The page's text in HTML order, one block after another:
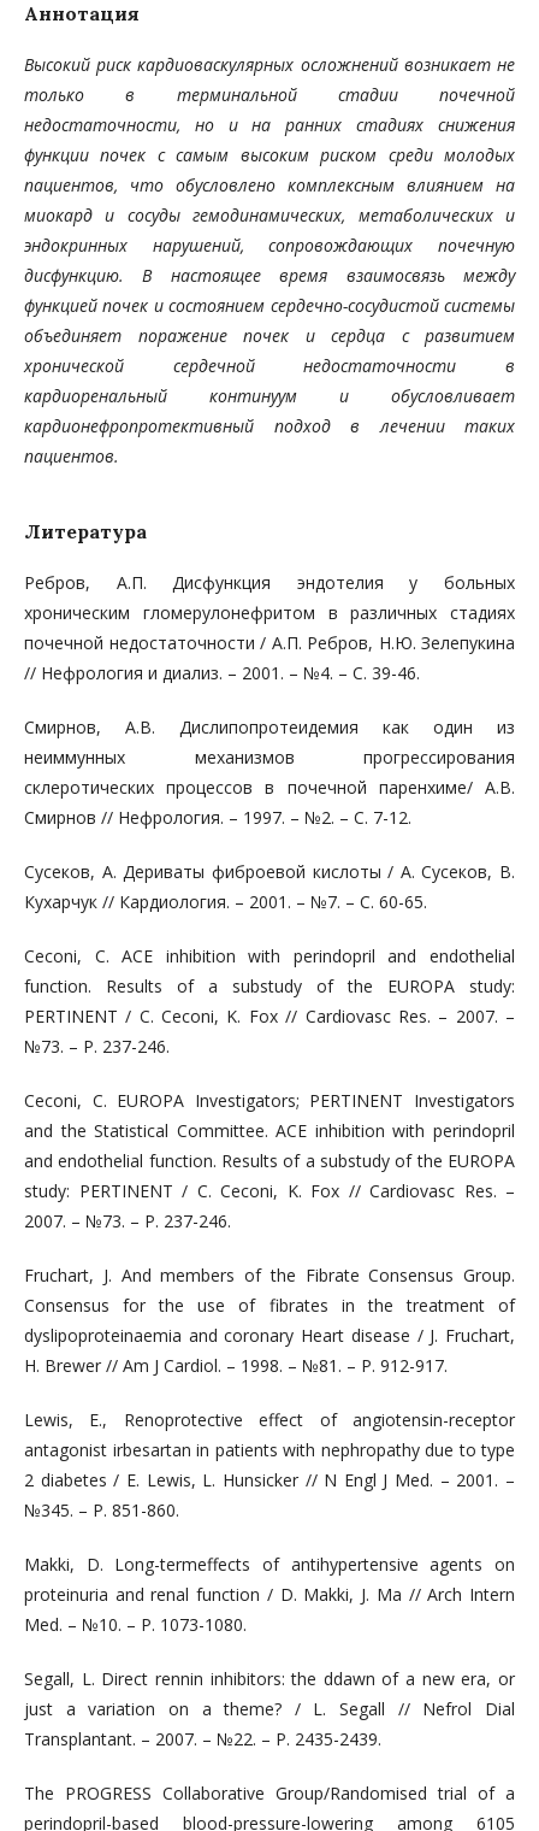
Аннотация
Высокий риск кардиоваскулярных осложнений возникает не
только в терминальной стадии почечной
недостаточности, но и на ранних стадиях снижения
функции почек с самым высоким риском среди молодых
пациентов, что обусловлено комплексным влиянием на
миокард и сосуды гемодинамических, метаболических и
эндокринных нарушений, сопровождающих почечную
дисфункцию. В настоящее время взаимосвязь между
функцией почек и состоянием сердечно-сосудистой системы
объединяет поражение почек и сердца с развитием
хронической сердечной недостаточности в
кардиоренальный континуум и обусловливает
кардионефропротективный подход в лечении таких
пациентов.
Литература
Ребров, А.П. Дисфункция эндотелия у больных
хроническим гломерулонефритом в различных стадиях
почечной недостаточности / А.П. Ребров, Н.Ю. Зелепукина
// Нефрология и диализ. – 2001. – №4. – С. 39-46.
Смирнов, А.В. Дислипопротеидемия как один из
неиммунных механизмов прогрессирования
склеротических процессов в почечной паренхиме/ А.В.
Смирнов // Нефрология. – 1997. – №2. – С. 7-12.
Сусеков, А. Дериваты фиброевой кислоты / А. Сусеков, В.
Кухарчук // Кардиология. – 2001. – №7. – С. 60-65.
Ceconi, C. ACE inhibition with perindopril and endothelial
function. Results of a substudy of the EUROPA study:
PERTINENT / C. Ceconi, K. Fox // Cardiovasc Res. – 2007. –
№73. – Р. 237-246.
Ceconi, C. EUROPA Investigators; PERTINENT Investigators
and the Statistical Committee. ACE inhibition with perindopril
and endothelial function. Results of a substudy of the EUROPA
study: PERTINENT / C. Ceconi, K. Fox // Cardiovasc Res. –
2007. – №73. – Р. 237-246.
Fruchart, J. And members of the Fibrate Consensus Group.
Consensus for the use of fibrates in the treatment of
dyslipoproteinaemia and coronary Heart disease / J. Fruchart,
H. Brewer // Am J Cardiol. – 1998. – №81. – Р. 912-917.
Lewis, E., Renoprotective effect of angiotensin-receptor
antagonist irbesartan in patients with nephropathy due to type
2 diabetes / E. Lewis, L. Hunsicker // N Engl J Med. – 2001. –
№345. – Р. 851-860.
Makki, D. Long-termeffects of antihypertensive agents on
proteinuria and renal function / D. Makki, J. Ma // Arch Intern
Med. – №10. – Р. 1073-1080.
Segall, L. Direct rennin inhibitors: the ddawn of a new era, or
just a variation on a theme? / L. Segall // Nefrol Dial
Transplantant. – 2007. – №22. – Р. 2435-2439.
The PROGRESS Collaborative Group/Randomised trial of a
perindopril-based blood-pressure-lowering among 6105